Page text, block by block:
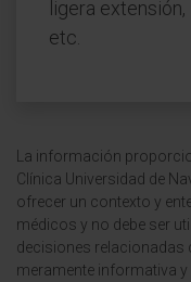
ligera
etc.
La información
Clínica Universidad de
ofrecer un contexto y
médicos y no debe ser
decisiones relacionadas
meramente informativa